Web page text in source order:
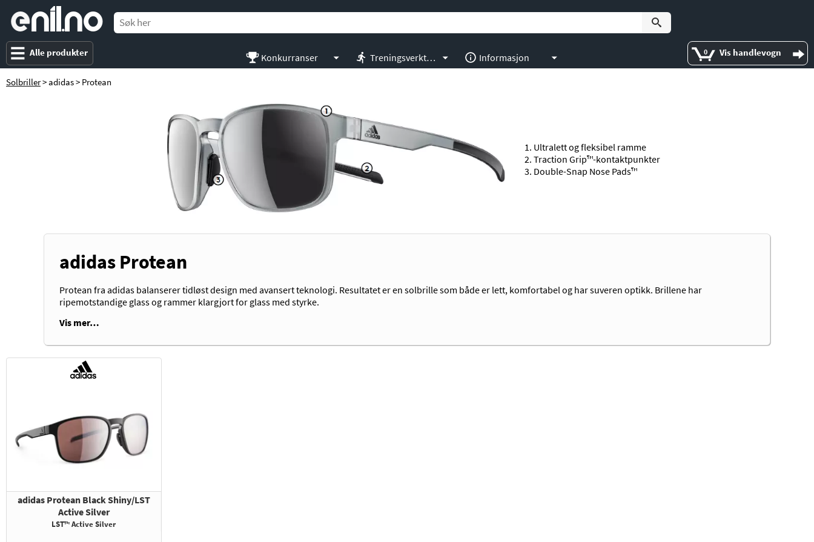
enil no
Alle produkter 0 Vis handlevogn
Konkurranser Treningsverktøy Informasjon
Solbriller> adidas > Protean
Ultralett og fleksibel ramme
Traction Grip™-kontaktpunkter
Double-Snap Nose Pads™
adidas Protean
Protean fra adidas balanserer tidløst design med avansert teknologi. Resultatet er en solbrille som både er lett, komfortabel og har suveren optikk. Brillene har
ripemotstandige glass og rammer klargjort for glass med styrke.
Vis mer…
adidas Protean Black Shiny/LST
Active Silver
LST™ Active Silver